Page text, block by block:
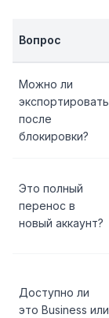
Вопрос
Можно ли
экспортировать
после
блокировки?
Это полный
перенос в
новый аккаунт?
Доступно ли
это Business или